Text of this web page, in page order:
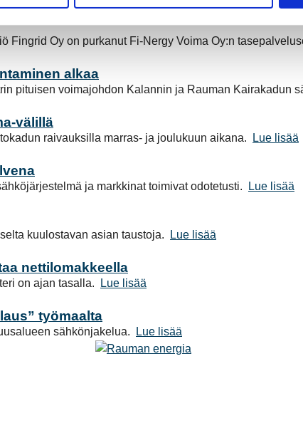
Fingrid Oy on purkanut Fi-Nergy Voima Oy:n
alkaa
pituisen voimajohdon Kalannin ja Rauman Kairakadun
välillä
raivauksilla marras- ja joulukuun aikana.
Lue lisää
ja markkinat toimivat odotetusti.
Lue lisää
kuulostavan asian taustoja.
Lue lisää
nettilomakkeella
on ajan tasalla.
Lue lisää
työmaalta
sähkönjakelua. Lue lisää